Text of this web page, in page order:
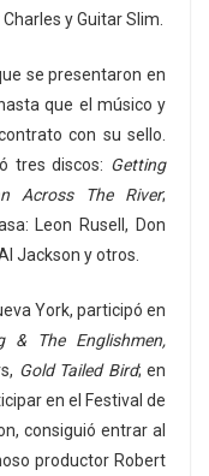
y Guitar Slim.
se presentaron en
que el músico y
con su sello.
tres discos: Getting
Across The River;
Leon Rusell, Don
Jackson y otros.
York, participó en
& The Englishmen,
Gold Tailed Bird; en
en el Festival de
consiguió entrar al
productor Robert